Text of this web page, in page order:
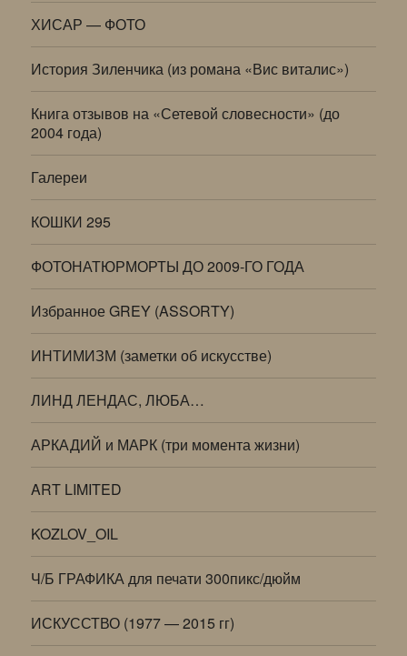
ХИСАР — ФОТО
История Зиленчика (из романа «Вис виталис»)
Книга отзывов на «Сетевой словесности» (до
2004 года)
Галереи
КОШКИ 295
ФОТОНАТЮРМОРТЫ ДО 2009-ГО ГОДА
Избранное GREY (ASSORTY)
ИНТИМИЗМ (заметки об искусстве)
ЛИНД ЛЕНДАС, ЛЮБА…
АРКАДИЙ и МАРК (три момента жизни)
ART LIMITED
KOZLOV_OIL
Ч/Б ГРАФИКА для печати 300пикс/дюйм
ИСКУССТВО (1977 — 2015 гг)